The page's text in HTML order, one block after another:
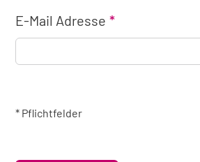
E-Mail Adresse
* Pflichtfelder